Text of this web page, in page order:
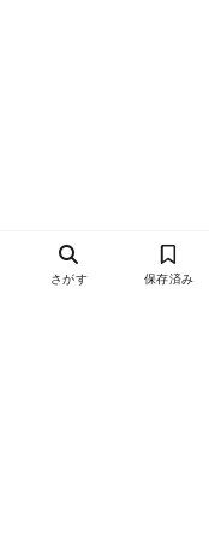
さがす 保存済み